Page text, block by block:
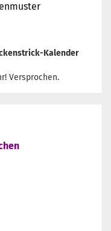
Kalender
Versprochen.